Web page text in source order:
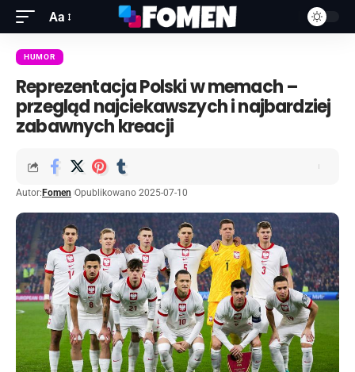
Aa
HUMOR
Reprezentacja Polski w memach –
przegląd najciekawszych i najbardziej
zabawnych kreacji
Autor: Fomen Opublikowano 2025-07-10